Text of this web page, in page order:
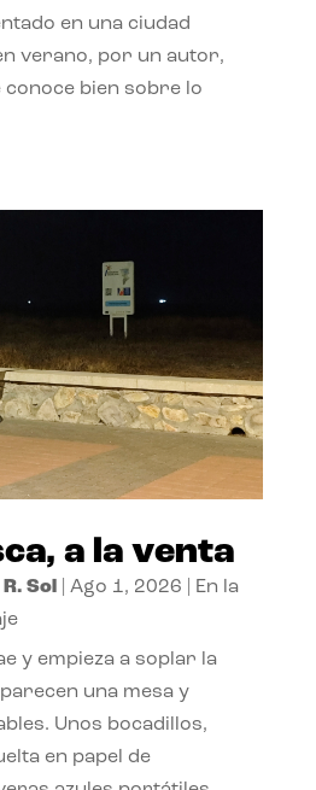
en una ciudad
verano, por un autor,
conoce bien sobre lo
a la venta
Sol| Ago 1, 2026
En la
y empieza a soplar la
una mesa y
Unos bocadillos,
en papel de